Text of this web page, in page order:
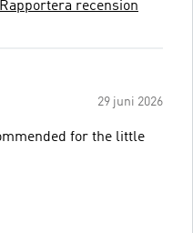
Rapportera recension
29 juni 2026
for the little